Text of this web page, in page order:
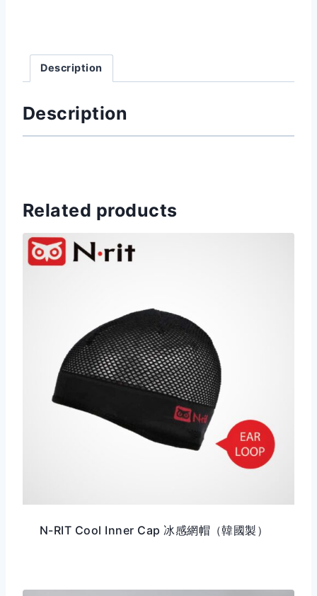
Description
Description
Related products
N-RIT Cool Inner Cap 冰感網帽（韓國製）